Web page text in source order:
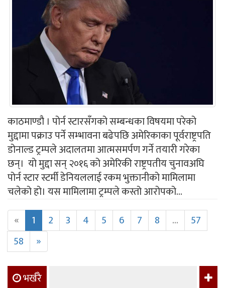
काठमाण्डौ । पोर्न स्टारसँगको सम्बन्धका विषयमा परेको
मुद्दामा पक्राउ पर्ने सम्भावना बढेपछि अमेरिकाका पूर्वराष्ट्रपति
डोनाल्ड ट्रम्पले अदालतमा आत्मसमर्पण गर्ने तयारी गरेका
छन्। यो मुद्दा सन् २०१६ को अमेरिकी राष्ट्रपतीय चुनावअघि
पोर्न स्टार स्टर्मी डेनियललाई रकम भुक्तानीको मामिलामा
चलेको हो। यस मामिलामा ट्रम्पले कस्तो आरोपको...
«
1 2 3 4 5 6 7 8 ...
57
58
»
भर्खरै